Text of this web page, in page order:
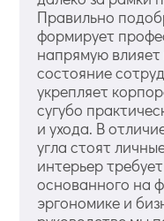
Правильно
формирует
напрямую
состояние
укрепляет
сугубо
и ухода. В
угла стоят
интерьер
основанного на
эргономике и